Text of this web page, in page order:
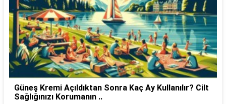
Güneş Kremi Açıldıktan Sonra Kaç Ay Kullanılır? Cilt
Sağlığınızı Korumanın ..